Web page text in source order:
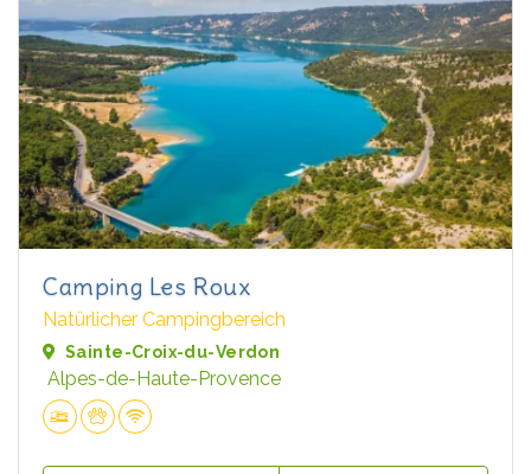
Camping Les Roux
Natürlicher Campingbereich
Sainte-Croix-du-Verdon
Alpes-de-Haute-Provence